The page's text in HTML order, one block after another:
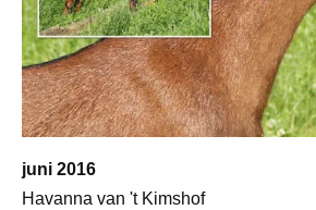
juni 2016
Havanna van 't Kimshof